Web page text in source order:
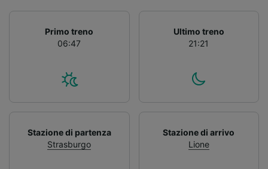
Primo treno
06:47
Ultimo treno
21:21
Stazione di partenza
Strasburgo
Stazione di arrivo
Lione